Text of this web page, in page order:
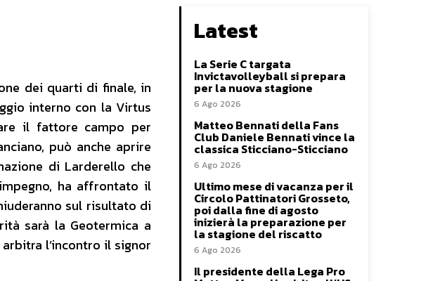
dei quarti di finale, in
interno con la Virtus
il fattore campo per
può anche aprire
di Larderello che
ha affrontato il
sul risultato di
sarà la Geotermica a
l’incontro il signor
Latest
La Serie C targata
Invictavolleyball si prepara
per la nuova stagione
6 Ago 2026
Matteo Bennati della Fans
Club Daniele Bennati vince la
classica Sticciano-Sticciano
6 Ago 2026
Ultimo mese di vacanza per il
Circolo Pattinatori Grosseto,
poi dalla fine di agosto
inizierà la preparazione per
la stagione del riscatto
6 Ago 2026
Il presidente della Lega Pro